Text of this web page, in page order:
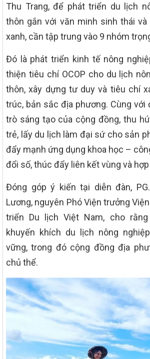
Thu Trang, để phát triển du lịch
thôn gắn với văn minh sinh thái
xanh, cần tập trung vào 9 nhóm
Đó là phát triển kinh tế nông
thiện tiêu chí OCOP cho du lịch
thôn, xây dựng tư duy và tiêu chí
trúc, bản sắc địa phương. Cùng với
trò sáng tạo của cộng đồng, thu
trẻ, lấy du lịch làm đại sứ cho sản
đẩy mạnh ứng dụng khoa học –
đổi số, thúc đẩy liên kết vùng và
Đóng góp ý kiến tại diễn đàn,
Lương, nguyên Phó Viện trưởng
triển Du lịch Việt Nam, cho
khuyến khích du lịch nông
vững, trong đó cộng đồng địa
chủ thể.